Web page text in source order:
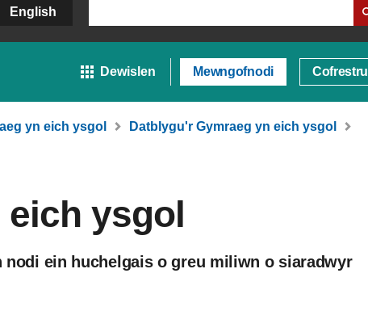
English
Dewislen Mewngofnodi Cofrestru
yn eich ysgol
Datblygu'r Gymraeg yn eich ysgol
eich ysgol
nodi ein huchelgais o greu miliwn o siaradwyr